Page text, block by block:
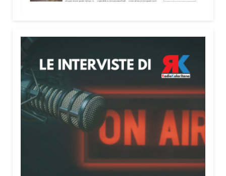
libanese del Consiglio dei Giovani del
Mediterraneo della CEI: «Il campo è molto più di
un’esperienza di volontariato: è un’opportunità per
costruire relazioni attraverso il servizio, linguaggio
universale capace di unire persone diverse».
Condividi:
X WhatsApp
E-mail Stampa